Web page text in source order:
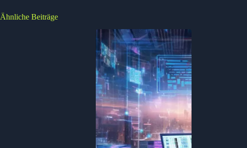
Ähnliche Beiträge